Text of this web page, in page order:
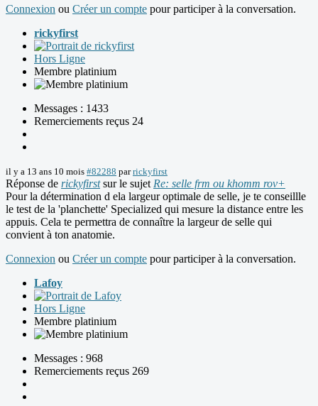
Connexion ou Créer un compte pour participer à la conversation.
rickyfirst
Hors Ligne
Membre platinium
Messages : 1433
Remerciements reçus 24
il y a 13 ans 10 mois #82288 parrickyfirst
Réponse de rickyfirstsur le sujet Re: selle frm ou khomm rov+
Pour la détermination d ela largeur optimale de selle, je te conseillle
le test de la 'planchette' Specialized qui mesure la distance entre les
appuis. Cela te permettra de connaître la largeur de selle qui
convient à ton anatomie.
Connexion ou Créer un compte pour participer à la conversation.
Lafoy
Hors Ligne
Membre platinium
Messages : 968
Remerciements reçus 269